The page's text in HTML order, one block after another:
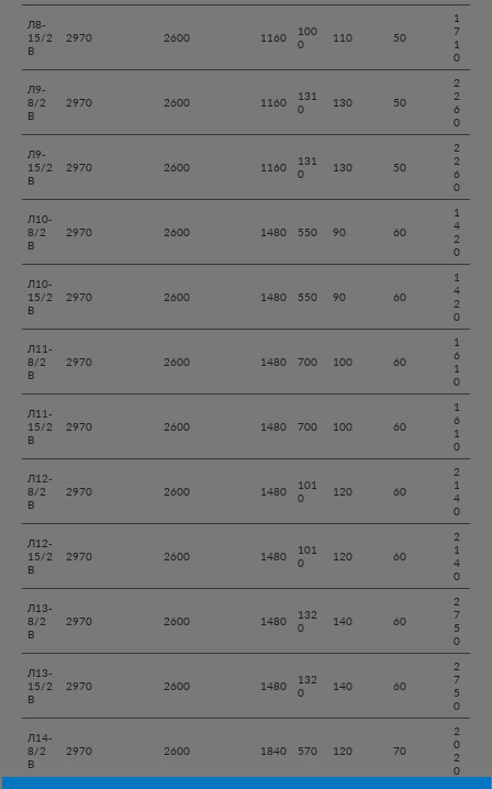
Л8-
15/2
В
2970 2600 1160
100
0
110 50
1
7
1
0
Л9-
8/2
В
2970 2600 1160
131
0
130 50
2
2
6
0
Л9-
15/2
В
2970 2600 1160
131
0
130 50
2
2
6
0
Л10-
8/2
В
2970 2600 1480 550 90 60
1
4
2
0
Л10-
15/2
В
2970 2600 1480 550 90 60
1
4
2
0
Л11-
8/2
В
2970 2600 1480 700 100 60
1
6
1
0
Л11-
15/2
В
2970 2600 1480 700 100 60
1
6
1
0
Л12-
8/2
В
2970 2600 1480
101
0
120 60
2
1
4
0
Л12-
15/2
В
2970 2600 1480
101
0
120 60
2
1
4
0
Л13-
8/2
В
2970 2600 1480
132
0
140 60
2
7
5
0
Л13-
15/2
В
2970 2600 1480
132
0
140 60
2
7
5
0
Л14-
8/2
В
2970 2600 1840 570 120 70
2
0
2
0